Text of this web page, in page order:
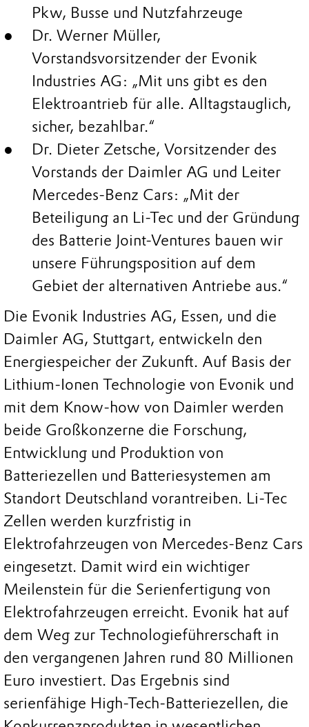
Pkw, Busse und Nutzfahrzeuge
Dr. Werner Müller,
Vorstandsvorsitzender der Evonik
Industries AG: „Mit uns gibt es den
Elektroantrieb für alle. Alltagstauglich,
sicher, bezahlbar.“
Dr. Dieter Zetsche, Vorsitzender des
Vorstands der Daimler AG und Leiter
Mercedes-Benz Cars: „Mit der
Beteiligung an Li-Tec und der Gründung
des Batterie Joint-Ventures bauen wir
unsere Führungsposition auf dem
Gebiet der alternativen Antriebe aus.“
Die Evonik Industries AG, Essen, und die
Daimler AG, Stuttgart, entwickeln den
Energiespeicher der Zukunft. Auf Basis der
Lithium-Ionen Technologie von Evonik und
mit dem Know-how von Daimler werden
beide Großkonzerne die Forschung,
Entwicklung und Produktion von
Batteriezellen und Batteriesystemen am
Standort Deutschland vorantreiben. Li-Tec
Zellen werden kurzfristig in
Elektrofahrzeugen von Mercedes-Benz Cars
eingesetzt. Damit wird ein wichtiger
Meilenstein für die Serienfertigung von
Elektrofahrzeugen erreicht. Evonik hat auf
dem Weg zur Technologieführerschaft in
den vergangenen Jahren rund 80 Millionen
Euro investiert. Das Ergebnis sind
serienfähige High-Tech-Batteriezellen, die